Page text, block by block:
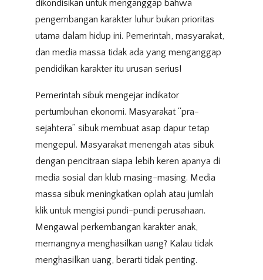
dikondisikan untuk menganggap bahwa
pengembangan karakter luhur bukan prioritas
utama dalam hidup ini. Pemerintah, masyarakat,
dan media massa tidak ada yang menganggap
pendidikan karakter itu urusan serius!
Pemerintah sibuk mengejar indikator
pertumbuhan ekonomi. Masyarakat “pra-
sejahtera” sibuk membuat asap dapur tetap
mengepul. Masyarakat menengah atas sibuk
dengan pencitraan siapa lebih keren apanya di
media sosial dan klub masing-masing. Media
massa sibuk meningkatkan oplah atau jumlah
klik untuk mengisi pundi-pundi perusahaan.
Mengawal perkembangan karakter anak,
memangnya menghasilkan uang? Kalau tidak
menghasilkan uang, berarti tidak penting.